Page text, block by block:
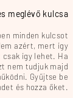
meglévő kulcsa
minden kulcsot
azért, mert így
így lehet. Ha
nem tudjuk majd
Gyűjtse be
és hozza őket.